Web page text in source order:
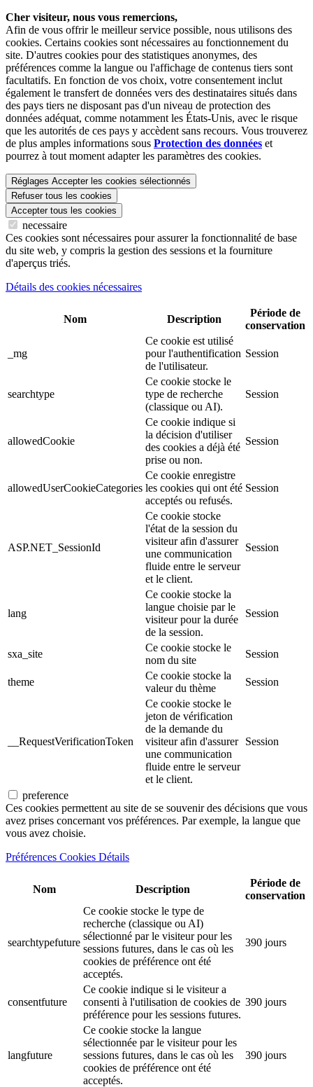
Cher visiteur, nous vous remercions,
Afin de vous offrir le meilleur service possible, nous utilisons des
cookies. Certains cookies sont nécessaires au fonctionnement du
site. D'autres cookies pour des statistiques anonymes, des
préférences comme la langue ou l'affichage de contenus tiers sont
facultatifs. En fonction de vos choix, votre consentement inclut
également le transfert de données vers des destinataires situés dans
des pays tiers ne disposant pas d'un niveau de protection des
données adéquat, comme notamment les États-Unis, avec le risque
que les autorités de ces pays y accèdent sans recours. Vous trouverez
de plus amples informations sous Protection des données et
pourrez à tout moment adapter les paramètres des cookies.
Réglages Accepter les cookies sélectionnés
Refuser tous les cookies
Accepter tous les cookies
necessaire
Ces cookies sont nécessaires pour assurer la fonctionnalité de base
du site web, y compris la gestion des sessions et la fourniture
d'aperçus triés.
Détails des cookies nécessaires
Nom Description
Période de
conservation
_mg
Ce cookie est utilisé
pour l'authentification
de l'utilisateur.
Session
searchtype
Ce cookie stocke le
type de recherche
(classique ou AI).
Session
allowedCookie
Ce cookie indique si
la décision d'utiliser
des cookies a déjà été
prise ou non.
Session
allowedUserCookieCategories
Ce cookie enregistre
les cookies qui ont été
acceptés ou refusés.
Session
ASP.NET_SessionId
Ce cookie stocke
l'état de la session du
visiteur afin d'assurer
une communication
fluide entre le serveur
et le client.
Session
lang
Ce cookie stocke la
langue choisie par le
visiteur pour la durée
de la session.
Session
sxa_site
Ce cookie stocke le
nom du site
Session
theme
Ce cookie stocke la
valeur du thème
Session
__RequestVerificationToken
Ce cookie stocke le
jeton de vérification
de la demande du
visiteur afin d'assurer
une communication
fluide entre le serveur
et le client.
Session
preference
Ces cookies permettent au site de se souvenir des décisions que vous
avez prises concernant vos préférences. Par exemple, la langue que
vous avez choisie.
Préférences Cookies Détails
Nom Description
Période de
conservation
searchtypefuture
Ce cookie stocke le type de
recherche (classique ou AI)
sélectionné par le visiteur pour les
sessions futures, dans le cas où les
cookies de préférence ont été
acceptés.
390 jours
consentfuture
Ce cookie indique si le visiteur a
consenti à l'utilisation de cookies de
préférence pour les sessions futures.
390 jours
langfuture
Ce cookie stocke la langue
sélectionnée par le visiteur pour les
sessions futures, dans le cas où les
cookies de préférence ont été
acceptés.
390 jours